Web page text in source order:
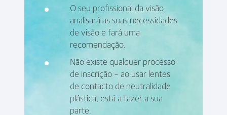
O seu profissional da visão
analisará as suas necessidades
de visão e fará uma
recomendação.
Não existe qualquer processo
de inscrição - ao usar lentes
de contacto de neutralidade
plástica, está a fazer a sua
parte.